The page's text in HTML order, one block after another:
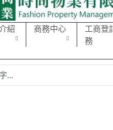
紹 商務中心
工商登
務